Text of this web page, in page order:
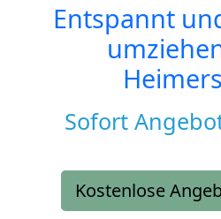
Entspannt
Sofort
Kostenlose